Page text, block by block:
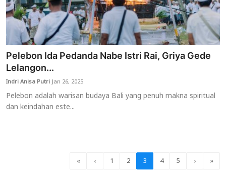
Pelebon Ida Pedanda Nabe Istri Rai, Griya Gede
Lelangon...
Indri Anisa PutriJan 26, 2025
Pelebon adalah warisan budaya Bali yang penuh makna spiritual
dan keindahan este...
« ‹ 1 2 3 4 5 › »